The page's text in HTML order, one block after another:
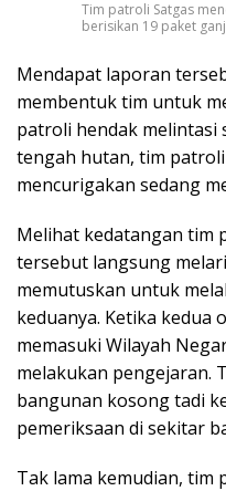
Tim patroli Satgas
berisikan 19 paket
Mendapat laporan
membentuk tim untuk
patroli hendak melintasi
tengah hutan, tim
mencurigakan sedang
Melihat kedatangan tim
tersebut langsung
memutuskan untuk
keduanya. Ketika kedua
memasuki Wilayah
melakukan pengejaran.
bangunan kosong tadi
pemeriksaan di sekitar
Tak lama kemudian, tim